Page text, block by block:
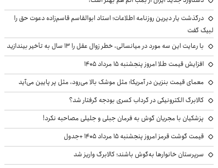
درگذشت یار دیرین روزنامه اطلاعات؛ استاد ابوالقاسم قاسم‌زاده دعوت حق را
لبیک گفت
با رعایت این سه مورد در میانسالی، خطر زوال عقل را ۱۳ سال به تأخیر بیندازید
افزایش قیمت طلا امروز پنجشنبه ۱۵ مرداد ۱۴۰۵
معمای قیمت بنزین در آمریکا؛ مثل موشک بالا می‌رود، مثل پر پایین می‌آید
کالابرگ الکترونیکی در گرداب کسری بودجه گرفتار شد؟
پزشکیان با مجریان گوش به فرمان جبلی و جلیلی مصاحبه نکرد!
قیمت گوشت قرمز امروز پنجشنبه ۱۵ مرداد ۱۴۰۵ +جدول
سرپرستان خانوارها به‌گوش باشند؛ کالابرگ واریز شد